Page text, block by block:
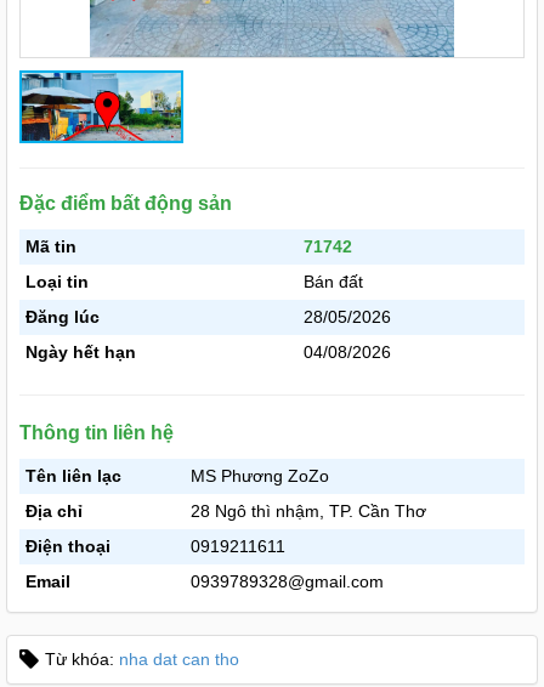
Đặc điểm bất động sản
Mã tin
71742
Loại tin
Bán đất
Đăng lúc
28/05/2026
Ngày hết hạn
04/08/2026
Thông tin liên hệ
Tên liên lạc
MS Phương ZoZo
Địa chỉ
28 Ngô thì nhậm, TP. Cần Thơ
Điện thoại
0919211611
Email
0939789328@gmail.com
Từ khóa: nha dat can tho